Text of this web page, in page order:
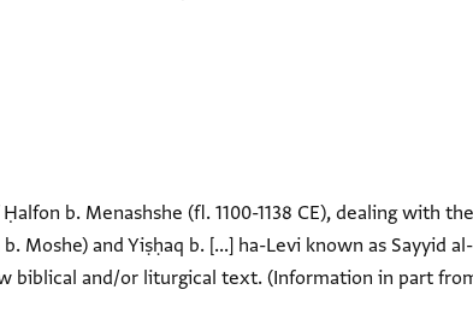
b. Menashshe (fl. 1100-1138 CE), dealing with
Moshe) and Yiṣḥaq b. [...] ha-Levi known as Sayyid
biblical and/or liturgical text. (Information in part